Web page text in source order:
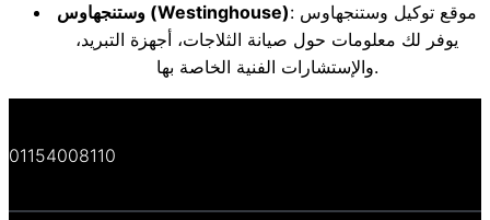
(Westinghouse): موقع توكيل وستنجهاوس
يوفر لك معلومات حول صيانة الثلاجات، أجهزة التبريد،
والإستشارات الفنية الخاصة بها.
01154008110